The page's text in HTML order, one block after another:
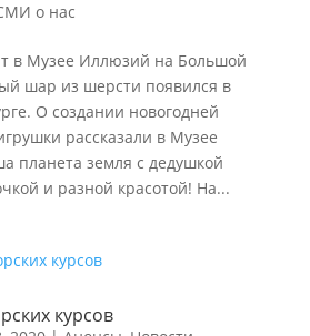
о нас
в Музее Иллюзий на Большой
шар из шерсти появился в
О создании новогодней
рассказали в Музее
планета земля с дедушкой
и разной красотой! На...
курсов